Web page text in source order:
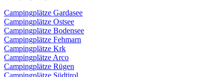
Campingplätze Gardasee
Campingplätze Ostsee
Campingplätze Bodensee
Campingplätze Fehmarn
Campingplätze Krk
Campingplätze Arco
Campingplätze Rügen
Campingplätze Südtirol